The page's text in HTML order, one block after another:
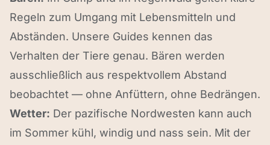
Regeln zum Umgang mit Lebensmitteln und
Abständen. Unsere Guides kennen das
Verhalten der Tiere genau. Bären werden
ausschließlich aus respektvollem Abstand
beobachtet — ohne Anfüttern, ohne Bedrängen.
Wetter: Der pazifische Nordwesten kann auch
im Sommer kühl, windig und nass sein. Mit der